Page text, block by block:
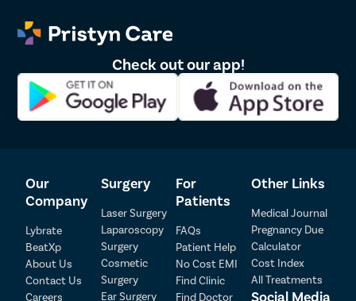
Check out our app!
Our
Company
Lybrate
BeatXp
About Us
Contact Us
Careers
Surgery
Laser Surgery
Laparoscopy
Surgery
Cosmetic
Surgery
Ear Surgery
For
Patients
FAQs
Patient Help
No Cost EMI
Find Clinic
Find Doctor
Other Links
Medical Journal
Pregnancy Due
Calculator
Cost Index
All Treatments
Social Media
Patient Detail
Mobile Number
₹
Total Payable